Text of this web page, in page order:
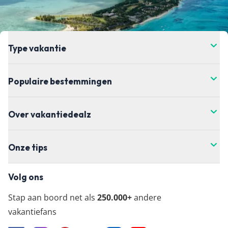
Type vakantie
Populaire bestemmingen
Over vakantiedealz
Onze tips
Volg ons
Stap aan boord net als 250.000+andere
vakantiefans